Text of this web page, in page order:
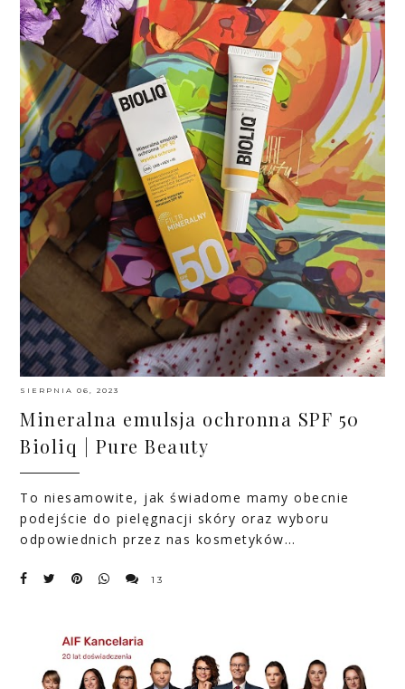
SIERPNIA 06, 2023
Mineralna emulsja ochronna SPF 50
Bioliq | Pure Beauty
To niesamowite, jak świadome mamy obecnie
podejście do pielęgnacji skóry oraz wyboru
odpowiednich przez nas kosmetyków…
13